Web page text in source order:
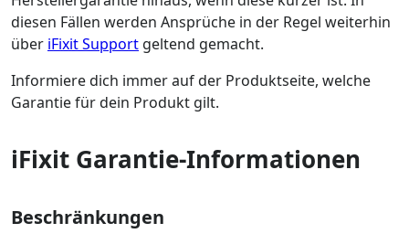
diesen Fällen werden Ansprüche in der Regel weiterhin
über iFixit Support geltend gemacht.
Informiere dich immer auf der Produktseite, welche
Garantie für dein Produkt gilt.
iFixit Garantie-Informationen
Beschränkungen